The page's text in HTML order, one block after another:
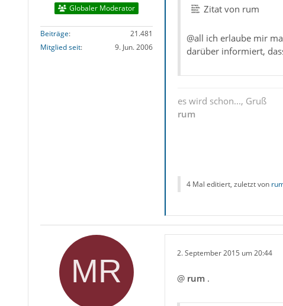
Globaler Moderator
Beiträge
21.481
Mitglied seit
9. Jun. 2006
Zitat von rum
@all ich erlaube mir
darüber informiert,
es wird schon..., Gruß
rum
4 Mal editiert, zuletzt von
2. September 2015 um 20:44
@ rum.